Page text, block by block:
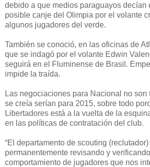
debido a que medios paraguayos decían
posible canje del Olimpia por el volante
algunos jugadores del verde.
También se conoció, en las oficinas de
que se indagó por el volante Edwin
seguirá en el Fluminense de Brasil.
impide la traída.
Las negociaciones para Nacional no son
se creía serían para 2015, sobre todo
Libertadores está a la vuelta de la
en las políticas de contratación del club.
“El departamento de scouting (reclutador)
permanentemente revisando y
comportamiento de jugadores que nos